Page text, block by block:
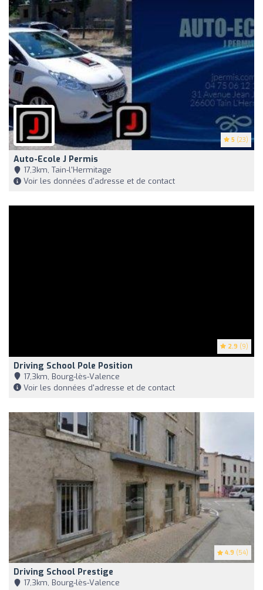
5 (23)
Auto-Ecole J Permis
17,3km, Tain-l'Hermitage
Voir les données d'adresse et de contact
2.9 (9)
Driving School Pole Position
17,3km, Bourg-lès-Valence
Voir les données d'adresse et de contact
4.9 (54)
Driving School Prestige
17,3km, Bourg-lès-Valence